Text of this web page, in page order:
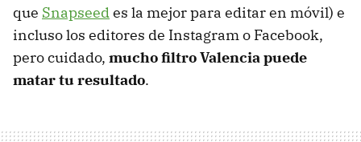
que Snapseed es la mejor para editar en móvil) e
incluso los editores de Instagram o Facebook,
pero cuidado, mucho filtro Valencia puede
matar tu resultado.